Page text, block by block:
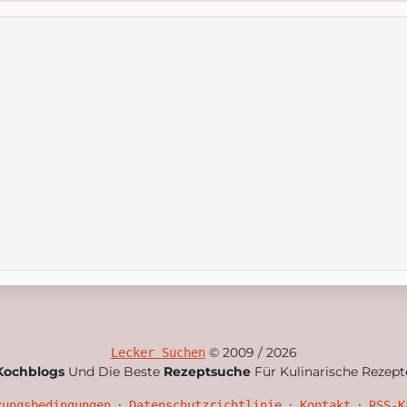
Lecker Suchen© 2009 / 2026
Und Die Beste Rezeptsuche Für Kulinarische
• • •